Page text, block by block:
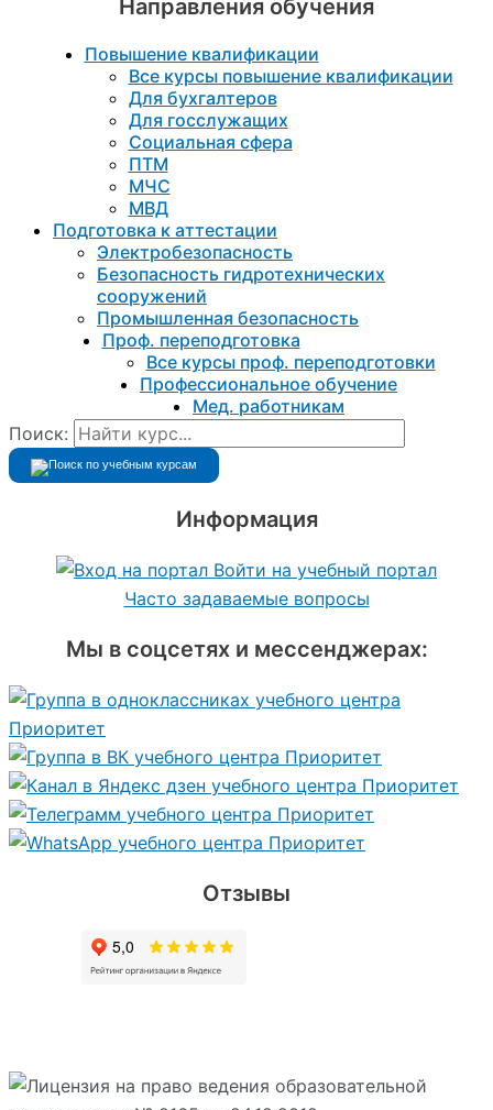
Направления обучения
Повышение квалификации
Все курсы повышение квалификации
Для бухгалтеров
Для госслужащих
Социальная сфера
ПТМ
МЧС
МВД
Подготовка к aттестации
Электробезопасность
Безопасность гидротехнических
сооружений
Промышленная безопасность
Проф. переподготовка
Все курсы проф. переподготовки
Профессиональное обучение
Мед. работникам
Поиск:
Информация
Войти на учебный портал
Часто задаваемые вопросы
Мы в соцсетях и мессенджерах:
Отзывы